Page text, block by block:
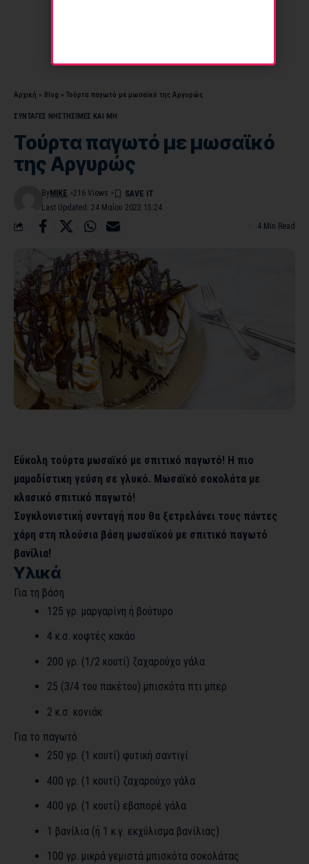
Αρχική » Blog » Τούρτα παγωτό µε μωσαϊκό της Αργυρώς
ΣΥΝΤΑΓΕΣ ΝΗΣΤΗΣΙΜΕΣ ΚΑΙ ΜΗ
Τούρτα παγωτό µε μωσαϊκό
της Αργυρώς
Last Updated: 24 Μαΐου 2022 15:24
By MIKE 216 Views
4 Min Read
Εύκολη τούρτα μωσαϊκό με σπιτικό παγωτό! Η πιο
μαμαδίστικη γεύση σε γλυκό. Μωσαϊκό σοκολάτα με
κλασικό σπιτικό παγωτό!
Συγκλονιστική συνταγή που θα ξετρελάνει τους πάντες
χάρη στη πλούσια βάση μωσαϊκού με σπιτικό παγωτό
βανίλια!
Υλικά
Για τη βάση
125 γρ. μαργαρίνη ή βούτυρο
4 κ.σ. κοφτές κακάο
200 γρ. (1/2 κουτί) ζαχαρούχο γάλα
25 (3/4 του πακέτου) μπισκότα πτι μπερ
2 κ.σ. κονιάκ
Για το παγωτό
250 γρ. (1 κουτί) φυτική σαντιγί
400 γρ. (1 κουτί) ζαχαρούχο γάλα
400 γρ. (1 κουτί) εβαπορέ γάλα
1 βανίλια (ή 1 κ.γ. εκχύλισμα βανίλιας)
100 γρ. μικρά γεμιστά μπισκότα σοκολάτας